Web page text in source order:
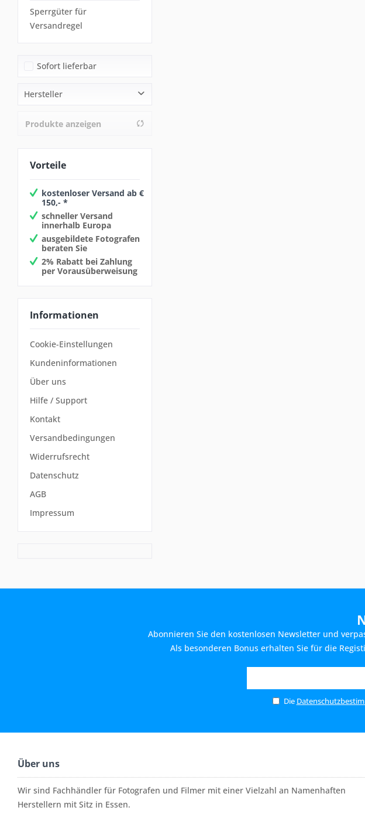
Sperrgüter für
Versandregel
Sofort lieferbar
Hersteller
walimex pro
Produkte anzeigen
Vorteile
kostenloser Versand ab €
150,- *
schneller Versand
innerhalb Europa
ausgebildete Fotografen
beraten Sie
2% Rabatt bei Zahlung
per Vorausüberweisung
Informationen
Cookie-Einstellungen
Kundeninformationen
Über uns
Hilfe / Support
Kontakt
Versandbedingungen
Widerrufsrecht
Datenschutz
AGB
Impressum
Abonnieren Sie den kostenlosen Newsletter und
Als besonderen Bonus erhalten Sie für die
Die
Über uns
Wir sind Fachhändler für Fotografen und Filmer mit einer Vielzahl an Namenhaften
Herstellern mit Sitz in Essen.